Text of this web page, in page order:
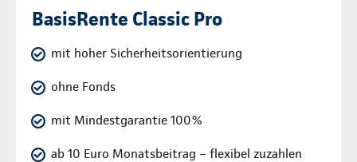
BasisRente Classic Pro
mit hoher Sicherheitsorientierung
ohne Fonds
mit Mindestgarantie 100%
ab 10 Euro Monatsbeitrag – flexibel zuzahlen